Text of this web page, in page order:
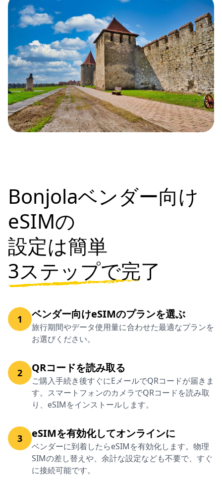
Bonjolaベンダー向け
eSIMの
設定は簡単
3ステップで完了
1 ベンダー向けeSIMのプランを選ぶ
旅行期間やデータ使用量に合わせた最適なプランを
お選びください。
2 QRコードを読み取る
ご購入手続き後すぐにEメールでQRコードが届きま
す。スマートフォンのカメラでQRコードを読み取
り、eSIMをインストールします。
3 eSIMを有効化してオンラインに
ベンダーに到着したらeSIMを有効化します。物理
SIMの差し替えや、余計な設定なども不要で、すぐ
に接続可能です。